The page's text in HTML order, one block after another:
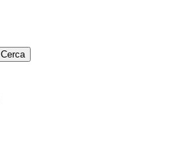
Cerca